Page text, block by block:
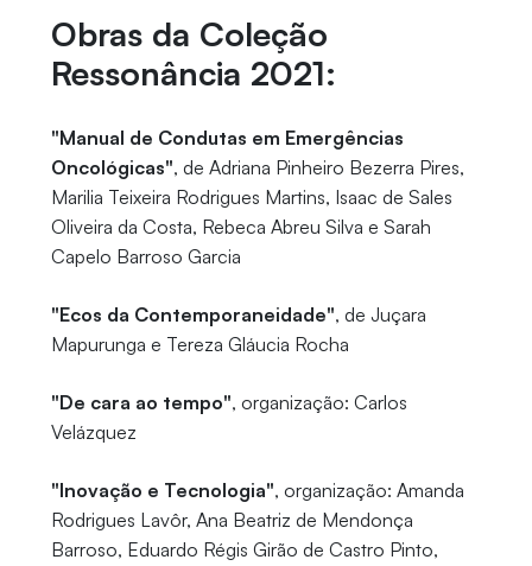
Obras da Coleção
Ressonância 2021:
"Manual de Condutas em Emergências
Oncológicas", de Adriana Pinheiro Bezerra Pires,
Marilia Teixeira Rodrigues Martins, Isaac de Sales
Oliveira da Costa, Rebeca Abreu Silva e Sarah
Capelo Barroso Garcia
"Ecos da Contemporaneidade", de Juçara
Mapurunga e Tereza Gláucia Rocha
"De cara ao tempo", organização: Carlos
Velázquez
"Inovação e Tecnologia", organização: Amanda
Rodrigues Lavôr, Ana Beatriz de Mendonça
Barroso, Eduardo Régis Girão de Castro Pinto,